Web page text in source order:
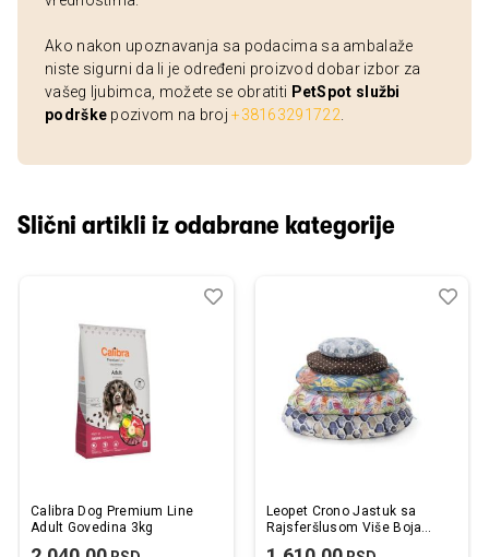
Ako nakon upoznavanja sa podacima sa ambalaže
niste sigurni da li je određeni proizvod dobar izbor za
vašeg ljubimca, možete se obratiti PetSpot službi
podrške pozivom na broj+38163291722
Slični artikli iz odabrane kategorije
Calibra Dog Premium Line
Adult Govedina 3kg
Dodaj
Uporedi
Leopet Crono Jastuk sa
Rajsferšlusom Više Boja